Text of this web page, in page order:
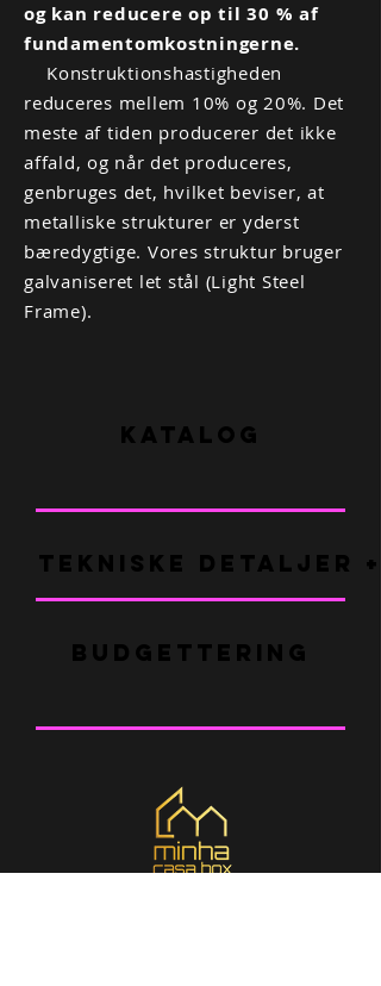
og kan reducere op til 30 % af
fundamentomkostningerne.
Konstruktionshastigheden
reduceres mellem 10% og 20%. Det
meste af tiden producerer det ikke
affald, og når det produceres,
genbruges det, hvilket beviser, at
metalliske strukturer er yderst
bæredygtige. Vores struktur bruger
galvaniseret let stål (Light Steel
Frame).
KATALOG
TEKNISKE DETALJER +
BUDGETTERING